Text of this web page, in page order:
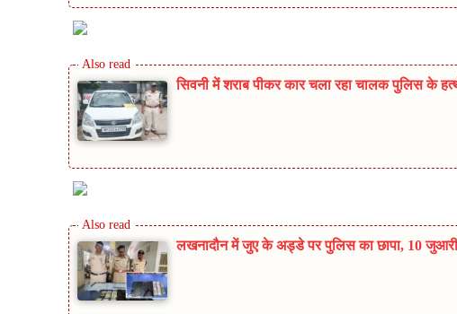
सिवनी में शराब पीकर कार चला रहा चालक पुलिस के
लखनादौन में जुए के अड्डे पर पुलिस का छापा, 10